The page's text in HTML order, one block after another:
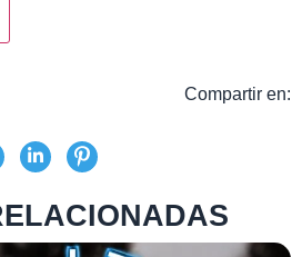
Compartir en: